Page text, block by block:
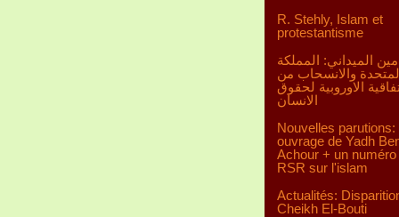
R. Stehly, Islam et
protestantisme
الميداني: المملكة
والانسحاب من
الاوروبية لحقوق
الانسان
Nouvelles parutions:
ouvrage de Yadh
Achour + un numéro
RSR sur l'islam
Actualités:
Cheikh El-Bouti